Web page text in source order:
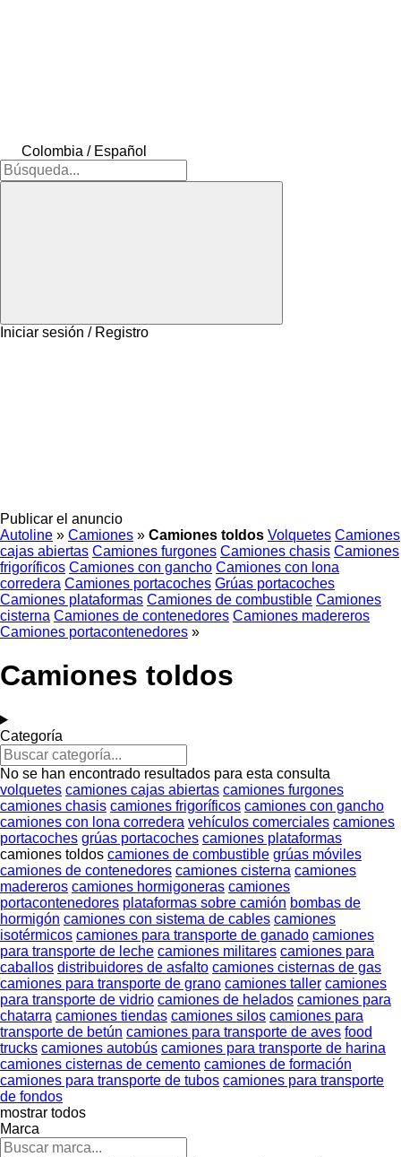
Colombia / Español
Iniciar sesión / Registro
Publicar el anuncio
Autoline » Camiones » Camiones toldos Volquetes Camiones
cajas abiertas Camiones furgones Camiones chasis Camiones
frigoríficos Camiones con gancho Camiones con lona
corredera Camiones portacoches Grúas portacoches
Camiones plataformas Camiones de combustible Camiones
cisterna Camiones de contenedores Camiones madereros
Camiones portacontenedores »
Camiones toldos
Categoría
No se han encontrado resultados para esta consulta
volquetes camiones cajas abiertas camiones furgones
camiones chasis camiones frigoríficos camiones con gancho
camiones con lona corredera vehículos comerciales camiones
portacoches grúas portacoches camiones plataformas
camiones toldos camiones de combustible grúas móviles
camiones de contenedores camiones cisterna camiones
madereros camiones hormigoneras camiones
portacontenedores plataformas sobre camión bombas de
hormigón camiones con sistema de cables camiones
isotérmicos camiones para transporte de ganado camiones
para transporte de leche camiones militares camiones para
caballos distribuidores de asfalto camiones cisternas de gas
camiones para transporte de grano camiones taller camiones
para transporte de vidrio camiones de helados camiones para
chatarra camiones tiendas camiones silos camiones para
transporte de betún camiones para transporte de aves food
trucks camiones autobús camiones para transporte de harina
camiones cisternas de cemento camiones de formación
camiones para transporte de tubos camiones para transporte
de fondos
mostrar todos
Marca